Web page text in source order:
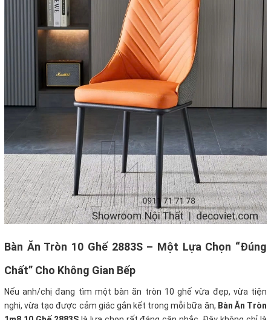
Bàn Ăn Tròn 10 Ghế 2883S – Một Lựa Chọn “Đúng
Chất” Cho Không Gian Bếp
Nếu anh/chị đang tìm một bàn ăn tròn 10 ghế vừa đẹp, vừa tiện
nghi, vừa tạo được cảm giác gắn kết trong mỗi bữa ăn, Bàn Ăn Tròn